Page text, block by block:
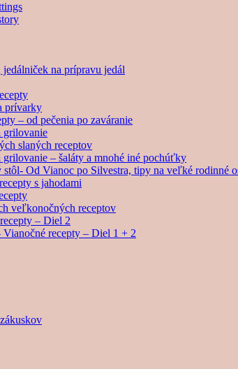
jedálniček na prípravu jedál
prívarky
– od pečenia po zaváranie
grilovanie
slaných receptov
– šaláty a mnohé iné pochúťky
Od Vianoc po Silvestra, tipy na veľké rodinné
s jahodami
veľkonočných receptov
– Diel 2
recepty – Diel 1 + 2